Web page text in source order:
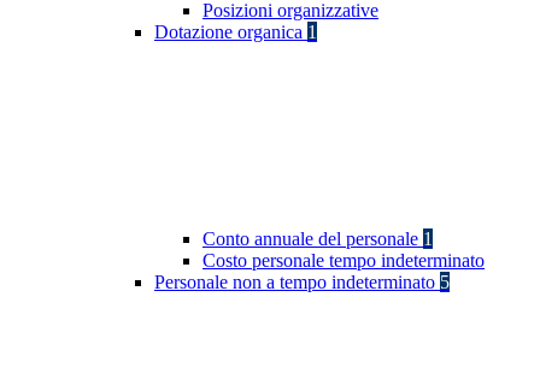
Posizioni organizzative
Dotazione organica 1
Conto annuale del personale 1
Costo personale tempo indeterminato
Personale non a tempo indeterminato 5